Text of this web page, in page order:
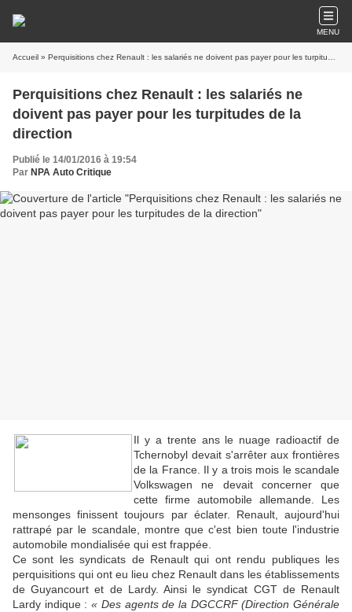
MENU
Accueil » Perquisitions chez Renault : les salariés ne doivent pas payer pour les turpitudes de la direction
Perquisitions chez Renault : les salariés ne
doivent pas payer pour les turpitudes de la
direction
Publié le 14/01/2016 à 19:54
Par NPA Auto Critique
Il y a trente ans le nuage radioactif de
Tchernobyl devait s'arrêter aux frontières
de la France. Il y a trois mois le scandale
Volkswagen ne devait concerner que
cette firme automobile allemande. Les
mensonges finissent toujours par éclater. Renault, aujourd'hui
rattrapé par le scandale, montre que c'est bien toute l'industrie
automobile mondialisée qui est frappée.
Ce sont les syndicats de Renault qui ont rendu publiques les
perquisitions qui ont eu lieu chez Renault dans les établissements
de Guyancourt et de Lardy. Ainsi le syndicat CGT de Renault
Lardy indique :« Des agents de la DGCCRF (Direction Générale